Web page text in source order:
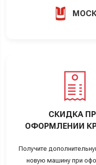
СКИДКА
ОФОРМЛЕНИИ
Получите
новую машину при